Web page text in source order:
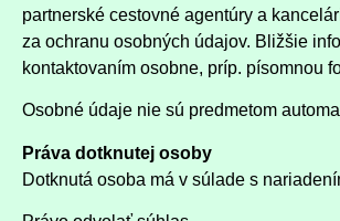
partnerské cestovné agentúry a
za ochranu osobných údajov. Bližšie
kontaktovaním osobne, príp. písomnou
Osobné údaje nie sú predmetom
Práva dotknutej osoby
Dotknutá osoba má v súlade s